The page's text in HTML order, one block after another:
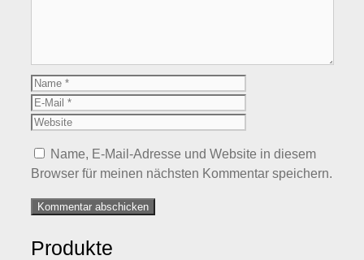
Name
Name, E-Mail-Adresse und Website in diesem
Browser für meinen nächsten Kommentar speichern.
Produkte